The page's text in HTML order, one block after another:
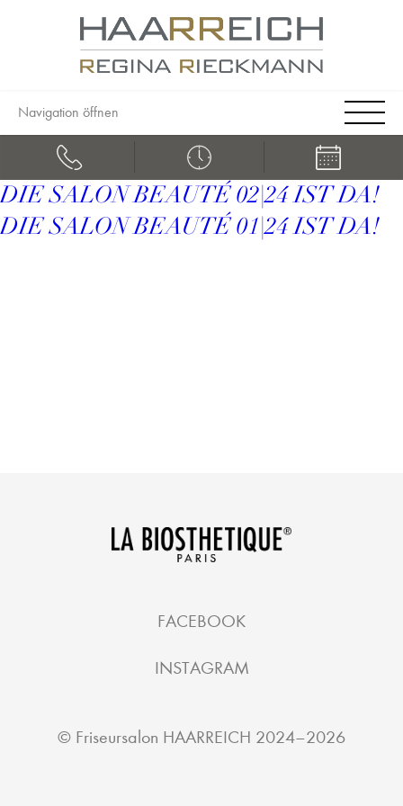
Navigation öffnen
DIE SALON BEAUTÉ 02|24 IST DA!
DIE SALON BEAUTÉ 01|24 IST DA!
© Friseursalon HAARREICH 2024–2026
FACEBOOK
INSTAGRAM